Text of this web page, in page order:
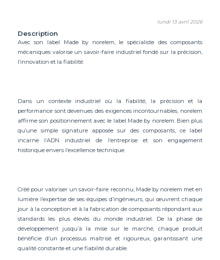
lundi 13 avril 2026
Description
Avec son label Made by norelem, le spécialiste des composants
mécaniques valorise un savoir-faire industriel fondé sur la précision,
l’innovation et la fiabilité.
Dans un contexte industriel où la fiabilité, la précision et la
performance sont devenues des exigences incontournables, norelem
affirme son positionnement avec le label Made by norelem. Bien plus
qu’une simple signature apposée sur des composants, ce label
incarne l’ADN industriel de l’entreprise et son engagement
historique envers l’excellence technique.
Créé pour valoriser un savoir-faire reconnu, Made by norelem met en
lumière l’expertise de ses équipes d’ingénieurs, qui œuvrent chaque
jour à la conception et à la fabrication de composants répondant aux
standards les plus élevés du monde industriel. De la phase de
développement jusqu’à la mise sur le marché, chaque produit
bénéficie d’un processus maîtrisé et rigoureux, garantissant une
qualité constante et une fiabilité durable.